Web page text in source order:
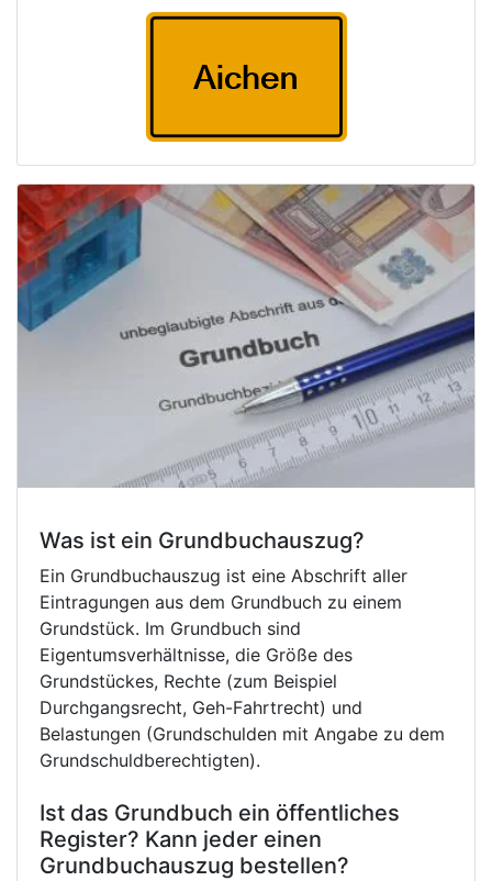
Was ist ein Grundbuchauszug?
Ein Grundbuchauszug ist eine Abschrift aller
Eintragungen aus dem Grundbuch zu einem
Grundstück. Im Grundbuch sind
Eigentumsverhältnisse, die Größe des
Grundstückes, Rechte (zum Beispiel
Durchgangsrecht, Geh-Fahrtrecht) und
Belastungen (Grundschulden mit Angabe zu dem
Grundschuldberechtigten).
Ist das Grundbuch ein öffentliches
Register? Kann jeder einen
Grundbuchauszug bestellen?